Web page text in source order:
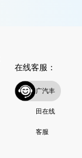
在线客服：
广汽丰
田在线
客服